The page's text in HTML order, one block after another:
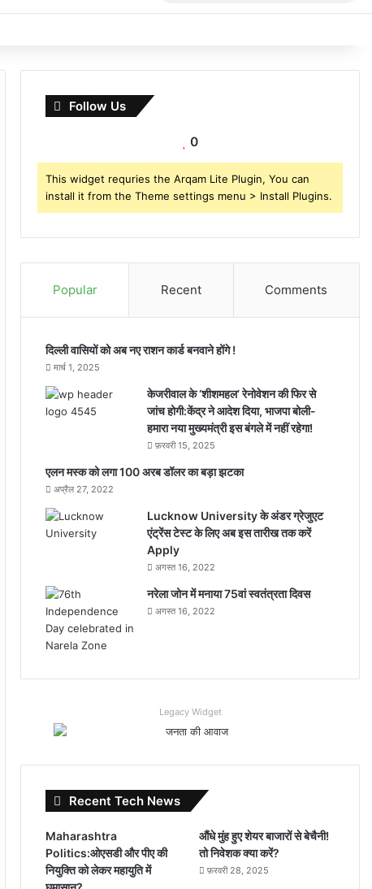
for
Follow Us
0
This widget requries the Arqam Lite Plugin, You can
install it from the Theme settings menu > Install Plugins.
Popular Recent Comments
दिल्ली वासियों को अब नए राशन कार्ड बनवाने होंगे !
मार्च 1, 2025
केजरीवाल के ‘शीशमहल’ रेनोवेशन की फिर से
जांच होगी:केंद्र ने आदेश दिया, भाजपा बोली-
हमारा नया मुख्यमंत्री इस बंगले में नहीं रहेगा!
फ़रवरी 15, 2025
एलन मस्क को लगा 100 अरब डॉलर का बड़ा झटका
अप्रैल 27, 2022
Lucknow University के अंडर ग्रेजुएट
एंट्रेंस टेस्ट के लिए अब इस तारीख तक करें
Apply
अगस्त 16, 2022
नरेला जोन में मनाया 75वां स्वतंत्रता दिवस
अगस्त 16, 2022
Legacy Widget
Recent Tech News
Maharashtra
Politics:ओएसडी और पीए की
नियुक्ति को लेकर महायुति में
औंधे मुंह हुए शेयर बाजारों से बेचैनी!
तो निवेशक क्या करें?
फ़रवरी 28, 2025